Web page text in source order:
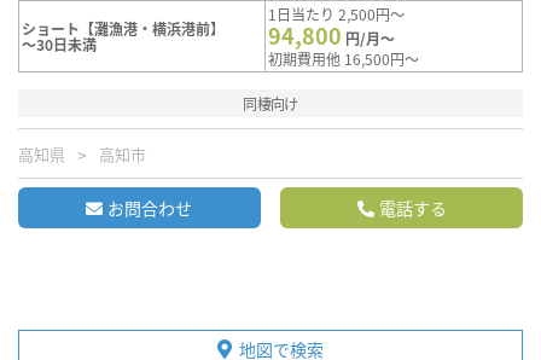
ショート【灘漁港・横浜港前】
～30日未満
1日当たり 2,500円～
94,800 円/月～
初期費用他 16,500円～
同棲向け
高知県 高知市
お問合わせ 電話する
地図で検索